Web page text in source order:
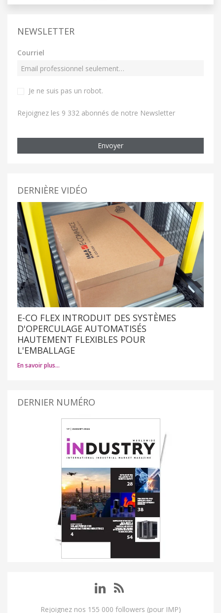
NEWSLETTER
Courriel
Je ne suis pas un robot.
Rejoignez les 9 332 abonnés de notre Newsletter
Envoyer
DERNIÈRE VIDÉO
E-CO FLEX INTRODUIT DES SYSTÈMES
D'OPERCULAGE AUTOMATISÉS
HAUTEMENT FLEXIBLES POUR
L'EMBALLAGE
En savoir plus…
DERNIER NUMÉRO
Rejoignez nos 155 000 followers (pour IMP)